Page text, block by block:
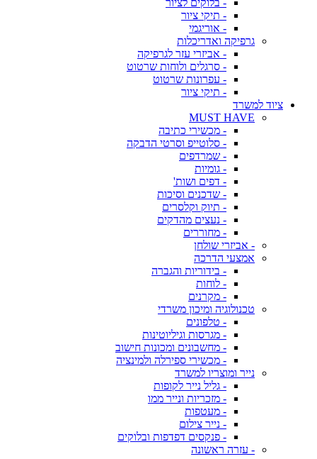
- בלוקים לציור
- תיקי ציור
- אוריגמי
גרפיקה ואדריכלות
- אביזרי עזר לגרפיקה
- סרגלים ולוחות שרטוט
- עפרונות שרטוט
- תיקי ציור
ציוד למשרד
MUST HAVE
- מכשירי כתיבה
- סלוטייפ וסרטי הדבקה
- שמרדפים
- גומיות
- דפים ושות'
- שדכנים וסיכות
- תיוק וקלסרים
- נעצים מהדקים
- מחוררים
- אביזרי שולחן
אמצעי הדרכה
- בידוריות והגברה
- לוחות
- מקרנים
טכנולוגיה ומיכון משרדי
- טלפונים
- מגרסות וגיליוטינות
- מחשבונים ומכונות חישוב
- מכשירי ספירלה ולמינציה
נייר ומוצריו למשרד
- גליל נייר לקופות
- מזכריות ונייר ממו
- מעטפות
- נייר צילום
- פנקסים דפדפות ובלוקים
- עזרה ראשונה